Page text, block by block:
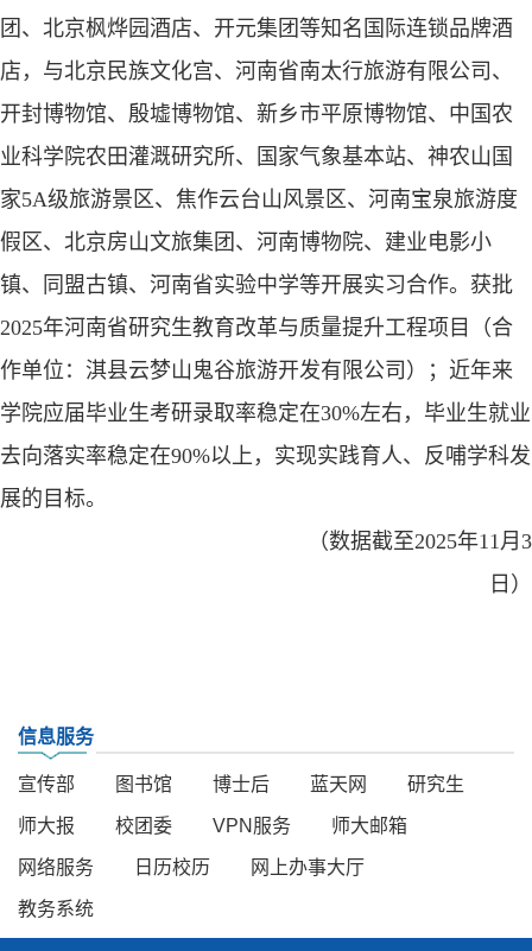
团、北京枫烨园酒店、开元集团等知名国际连锁品牌酒
店，与北京民族文化宫、河南省南太行旅游有限公司、
开封博物馆、殷墟博物馆、新乡市平原博物馆、中国农
业科学院农田灌溉研究所、国家气象基本站、神农山国
家5A级旅游景区、焦作云台山风景区、河南宝泉旅游度
假区、北京房山文旅集团、河南博物院、建业电影小
镇、同盟古镇、河南省实验中学等开展实习合作。获批
2025年河南省研究生教育改革与质量提升工程项目（合
作单位：淇县云梦山鬼谷旅游开发有限公司）；近年来
学院应届毕业生考研录取率稳定在30%左右，毕业生就业
去向落实率稳定在90%以上，实现实践育人、反哺学科发
展的目标。
（数据截至2025年11月 3
日）
信息服务
宣传部 图书馆 博士后 蓝天网 研究生
师大报 校团委 VPN服务 师大邮箱
网络服务 日历校历 网上办事大厅
教务系统